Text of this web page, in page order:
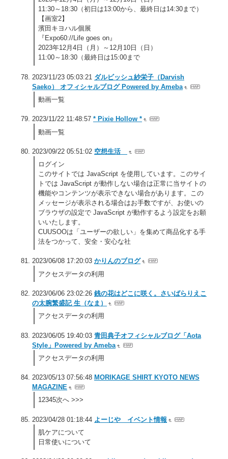
11:30～18:30（初日は13:00から、最終日は14:30まで）
【画室2】
濱田キヨハル個展
『Expo60://Life goes on』
2023年12月4日（月）～12月10日（日）
11:00～18:30（最終日は15:00まで
2023/11/23 05:03:21 ダルビッシュ紗栄子（Darvish
Saeko） オフィシャルブログ Powered by Ameba
動画一覧
2023/11/22 11:48:57 * Pixie Hollow *
動画一覧
2023/09/22 05:51:02 空想生活
ログイン
このサイトでは JavaScript を使用しています。このサイ
トでは JavaScript が動作しない場合は正常に当サイトの
機能やコンテンツが表示できない場合があります。この
メッセージが表示される場合はお手数ですが、お使いの
ブラウザの設定で JavaScript が動作するよう設定をお願
いいたします。
CUUSOOは「ユーザーの欲しい」を集めて商品化する手
法をつかって、安全・安心な社
2023/06/08 17:20:03 かりんのブログ
アクセスデータの利用
2023/06/06 23:02:26 銭の花はどこに咲く。さいばらりえこ
の太腕繁盛記 生（なま）
アクセスデータの利用
2023/06/05 19:40:03 青田典子オフィシャルブログ「Aota
Style」Powered by Ameba
アクセスデータの利用
2023/05/13 07:56:48 MORIKAGE SHIRT KYOTO NEWS
MAGAZINE
12345次へ >>>
2023/04/28 01:18:44 よーじや イベント情報
肌ケアについて
日常使いについて